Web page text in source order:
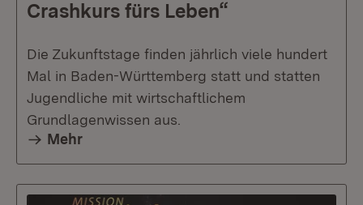
Crashkurs fürs Leben“
Die Zukunftstage finden jährlich viele hundert
Mal in Baden-Württemberg statt und statten
Jugendliche mit wirtschaftlichem
Grundlagenwissen aus.
Mehr